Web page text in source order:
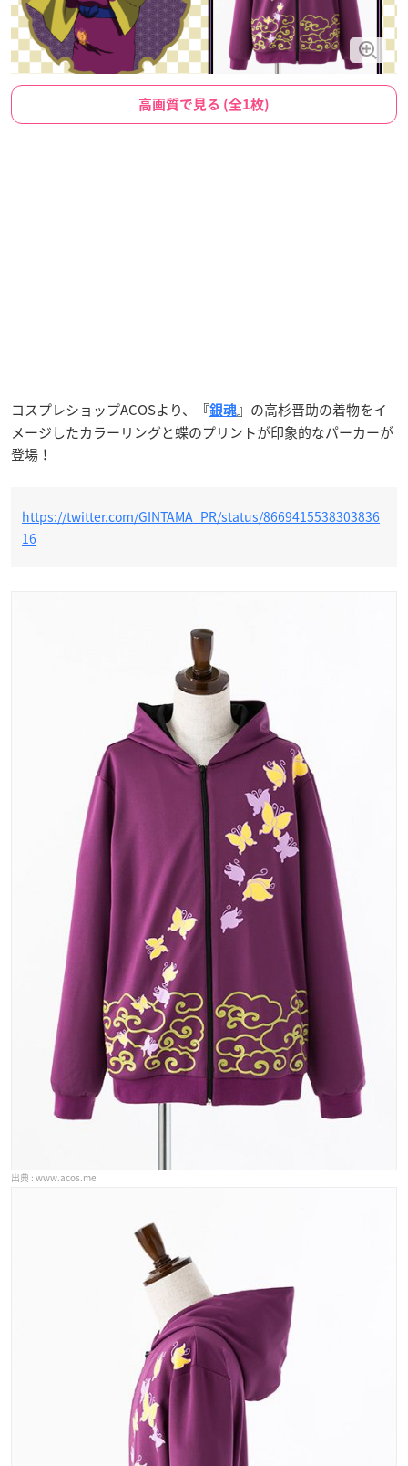
高画質で見る (全1枚)
コスプレショップACOSより、 『銀魂 』 の高杉晋助の着物をイ
メージしたカラーリングと蝶のプリントが印象的なパーカーが
登場！
https://twitter.com/GINTAMA_PR/status/8669415538303836
16
www.acos.me